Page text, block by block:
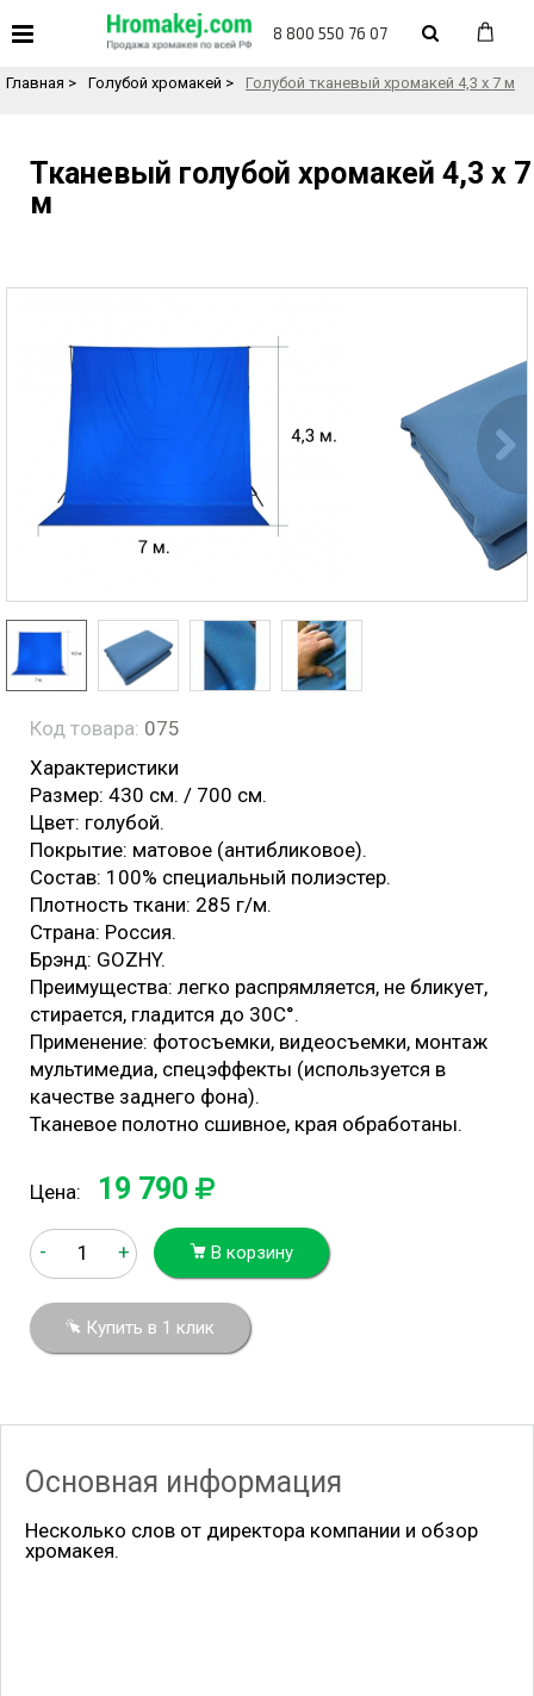
8 800 550 76 07
Назад в каталог товаров
Главная > Голубой хромакей > Голубой тканевый хромакей 4,3 х 7 м
Тканевый голубой хромакей 4,3 х 7
м
Код товара: 075
Характеристики
Размер: 430 см. / 700 см.
Цвет: голубой.
Покрытие: матовое (антибликовое).
Состав: 100% специальный полиэстер.
Плотность ткани: 285 г/м.
Страна: Россия.
Брэнд: GOZHY.
Преимущества: легко распрямляется, не бликует,
стирается, гладится до 30С°.
Применение: фотосъемки, видеосъемки, монтаж
мультимедиа, спецэффекты (используется в
качестве заднего фона).
Тканевое полотно сшивное, края обработаны.
Цена: 19 790
- + В корзину
Купить в 1 клик
Основная информация
Несколько слов от директора компании и обзор
хромакея.